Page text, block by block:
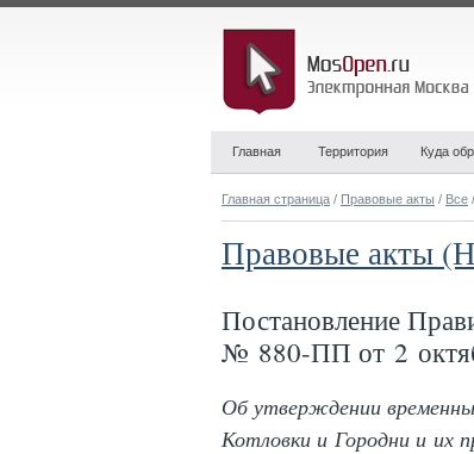
Главная Территория Куда
Главная страница / Правовые акты / Все /
Правовые акты
Постановление
№ 880-ПП от 2
Об утверждении
Котловки и Городни и их